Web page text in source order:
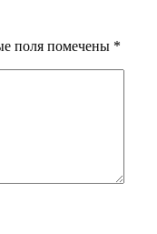
поля помечены *